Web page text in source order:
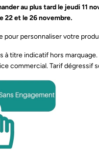
au plus tard le jeudi 11
22 et le 26 novembre.
pour personnaliser votre
à titre indicatif hors
commercial. Tarif dégressif